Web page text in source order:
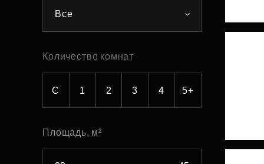
Рефинансирование
Все
Количество комнат
С 1 2 3 4 5+
Площадь, м²